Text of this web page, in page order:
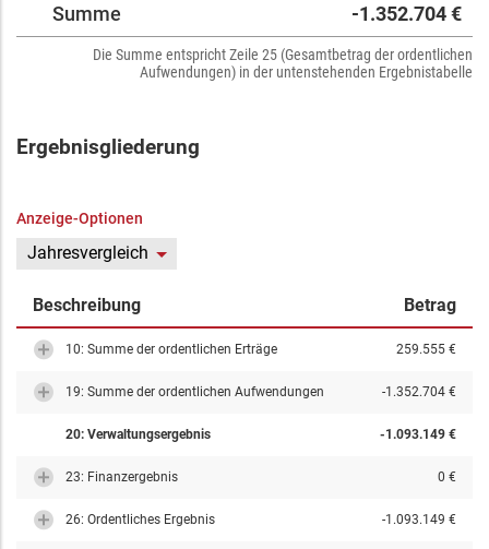
Summe -1.352.704 €
Die Summe entspricht Zeile 25 (Gesamtbetrag der ordentlichen
Aufwendungen) in der untenstehenden Ergebnistabelle
Ergebnisgliederung
Anzeige-Optionen
Jahresvergleich
Beschreibung Betrag
10: Summe der ordentlichen Erträge 259.555 €
19: Summe der ordentlichen Aufwendungen -1.352.704 €
20: Verwaltungsergebnis -1.093.149 €
23: Finanzergebnis 0 €
26: Ordentliches Ergebnis -1.093.149 €